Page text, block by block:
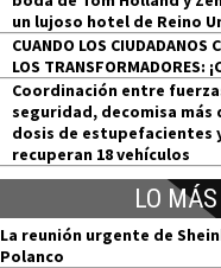
un lujoso hotel de Reino
CUANDO LOS CIUDADANOS
LOS TRANSFORMADORES:
Coordinación entre
seguridad, decomisa más
dosis de estupefacientes
recuperan 18 vehículos
LO
La reunión urgente de
Polanco